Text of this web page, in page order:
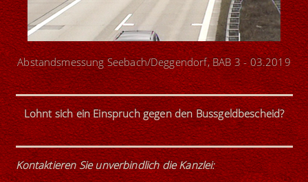
Abstandsmessung Seebach/Deggendorf, BAB 3 - 03.2019
Lohnt sich ein Einspruch gegen den Bussgeldbescheid?
Kontaktieren Sie unverbindlich die Kanzlei: